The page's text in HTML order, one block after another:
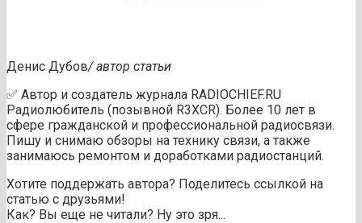
Денис Дубов/ автор статьи
✅ Автор и создатель журнала RADIOCHIEF.RU
Радиолюбитель (позывной R3XCR). Более 10 лет в
сфере гражданской и профессиональной радиосвязи.
Пишу и снимаю обзоры на технику связи, а также
занимаюсь ремонтом и доработками радиостанций.
Хотите поддержать автора? Поделитесь ссылкой на
статью с друзьями!
Как? Вы еще не читали? Ну это зря...